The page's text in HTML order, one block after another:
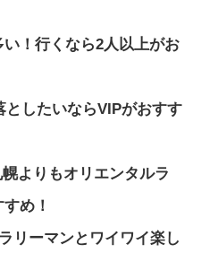
！行くなら2人以上がお
としたいならVIPがおすす
よりもオリエンタルラ
め！
リーマンとワイワイ楽し